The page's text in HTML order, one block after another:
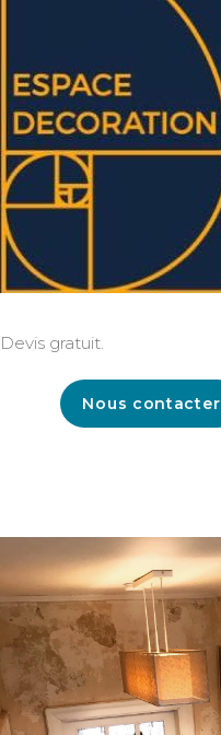
Devis gratuit.
Nous contacter